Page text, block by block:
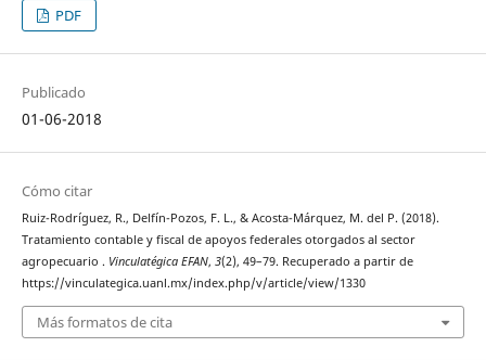
PDF
Publicado
01-06-2018
Cómo citar
Ruiz-Rodríguez, R., Delfín-Pozos, F. L., & Acosta-Márquez, M. del P. (2018).
Tratamiento contable y fiscal de apoyos federales otorgados al sector
agropecuario . Vinculatégica EFAN, 3(2), 49–79. Recuperado a partir de
https://vinculategica.uanl.mx/index.php/v/article/view/1330
Más formatos de cita